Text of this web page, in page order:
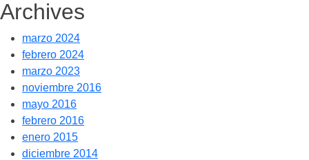
Archives
marzo 2024
febrero 2024
marzo 2023
noviembre 2016
mayo 2016
febrero 2016
enero 2015
diciembre 2014